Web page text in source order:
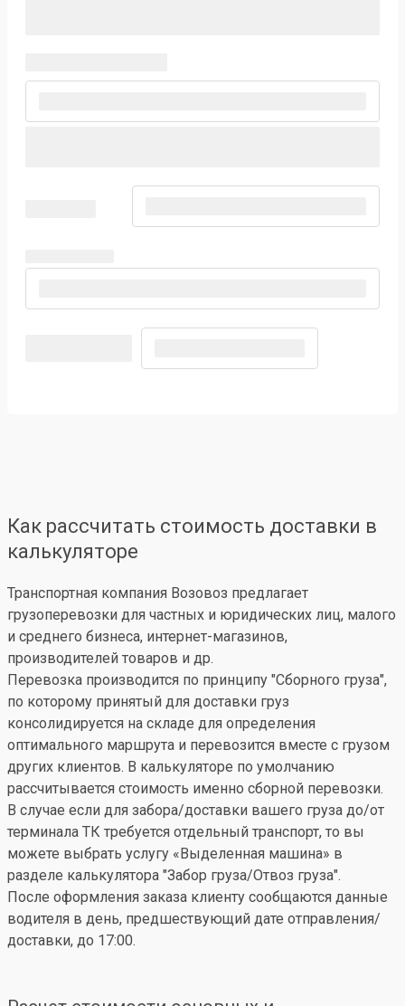
Как рассчитать стоимость доставки в
калькуляторе
Транспортная компания Возовоз предлагает
грузоперевозки для частных и юридических лиц, малого
и среднего бизнеса, интернет-магазинов,
производителей товаров и др.
Перевозка производится по принципу "Сборного груза",
по которому принятый для доставки груз
консолидируется на складе для определения
оптимального маршрута и перевозится вместе с грузом
других клиентов. В калькуляторе по умолчанию
рассчитывается стоимость именно сборной перевозки.
В случае если для забора/доставки вашего груза до/от
терминала ТК требуется отдельный транспорт, то вы
можете выбрать услугу «Выделенная машина» в
разделе калькулятора "Забор груза/Отвоз груза".
После оформления заказа клиенту сообщаются данные
водителя в день, предшествующий дате отправления/
доставки, до 17:00.